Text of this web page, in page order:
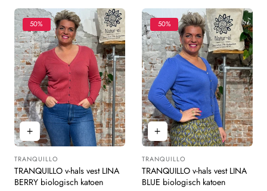
50%
Leverancier:
TRANQUILLO
TRANQUILLO v-hals vest LINA
BERRY biologisch katoen
50%
Leverancier:
TRANQUILLO
TRANQUILLO v-hals vest LINA
BLUE biologisch katoen